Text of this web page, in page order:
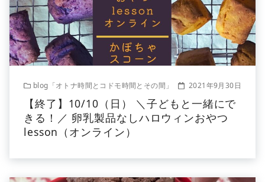
blog「オトナ時間とコドモ時間とその間」 2021年9月30日
【終了】10/10（日） ＼子どもと一緒にで
きる！／ 卵乳製品なしハロウィンおやつ
lesson（オンライン）